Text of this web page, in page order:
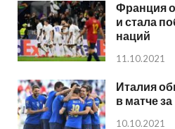
Франция
и стала
наций
11.10.2021
Италия
в матче
10.10.2021